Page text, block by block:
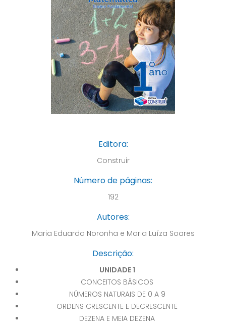
Editora:
Construir
Número de páginas:
192
Autores:
Maria Eduarda Noronha e Maria Luíza Soares
Descrição:
UNIDADE 1
CONCEITOS BÁSICOS
NÚMEROS NATURAIS DE 0 A 9
ORDENS CRESCENTE E DECRESCENTE
DEZENA E MEIA DEZENA